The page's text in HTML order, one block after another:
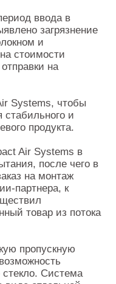
ввода в
загрязнение
и
стоимости
на
Systems, чтобы
стабильного и
продукта.
Air Systems в
после чего в
на монтаж
партнера, к
товар из потока
пропускную
стекло. Система